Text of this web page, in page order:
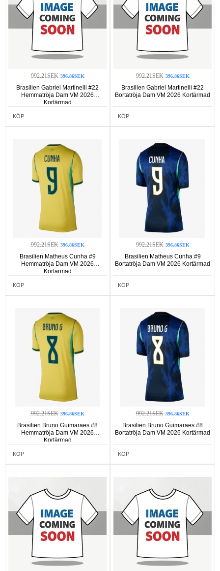
992.21SEK 396.86SEK
Brasilien Gabriel Martinelli #22
Hemmatröja Dam VM 2026
Kortärmad
KÖP
992.21SEK 396.86SEK
Brasilien Gabriel Martinelli #22
Bortatröja Dam VM 2026 Kortärmad
KÖP
992.21SEK 396.86SEK
Brasilien Matheus Cunha #9
Hemmatröja Dam VM 2026
Kortärmad
KÖP
992.21SEK 396.86SEK
Brasilien Matheus Cunha #9
Bortatröja Dam VM 2026 Kortärmad
KÖP
992.21SEK 396.86SEK
Brasilien Bruno Guimaraes #8
Hemmatröja Dam VM 2026
Kortärmad
KÖP
992.21SEK 396.86SEK
Brasilien Bruno Guimaraes #8
Bortatröja Dam VM 2026 Kortärmad
KÖP